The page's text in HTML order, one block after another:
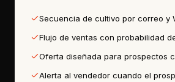
Secuencia de cultivo por correo y
Flujo de ventas con probabilidad
Oferta diseñada para prospectos
Alerta al vendedor cuando el